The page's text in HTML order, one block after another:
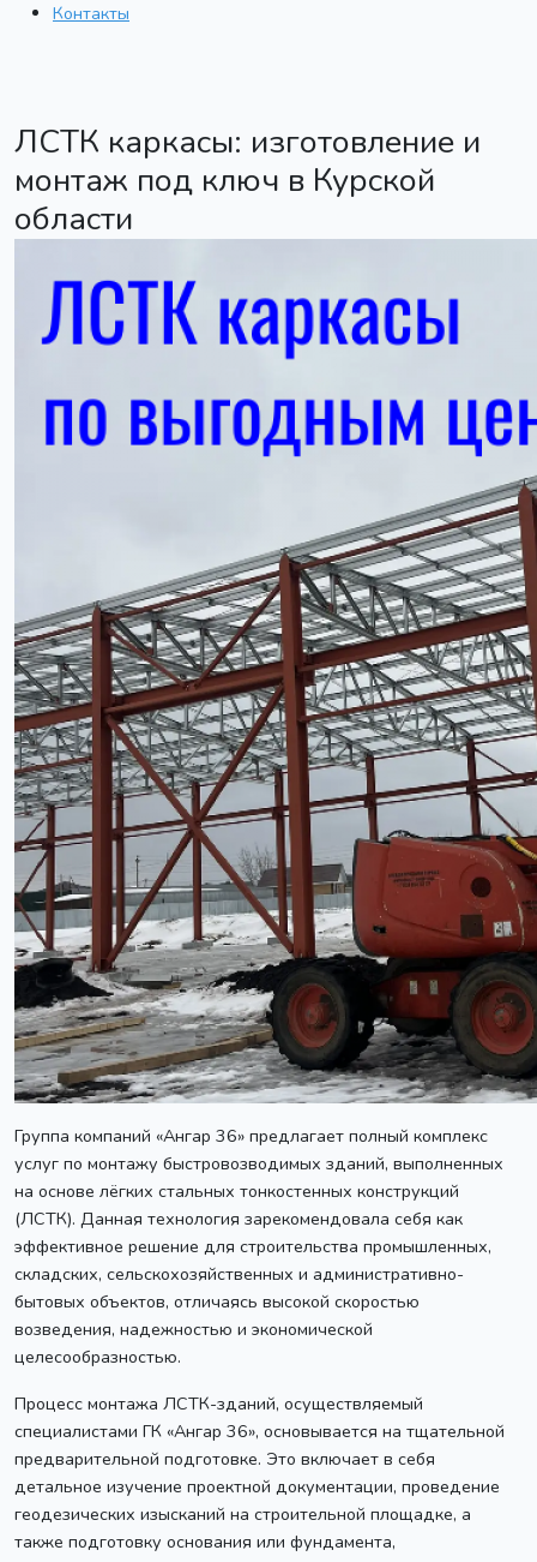
Контакты
ЛСТК каркасы: изготовление и
монтаж под ключ в Курской
области
Группа компаний «Ангар 36» предлагает полный комплекс
услуг по монтажу быстровозводимых зданий, выполненных
на основе лёгких стальных тонкостенных конструкций
(ЛСТК). Данная технология зарекомендовала себя как
эффективное решение для строительства промышленных,
складских, сельскохозяйственных и административно-
бытовых объектов, отличаясь высокой скоростью
возведения, надежностью и экономической
целесообразностью.
Процесс монтажа ЛСТК-зданий, осуществляемый
специалистами ГК «Ангар 36», основывается на тщательной
предварительной подготовке. Это включает в себя
детальное изучение проектной документации, проведение
геодезических изысканий на строительной площадке, а
также подготовку основания или фундамента,